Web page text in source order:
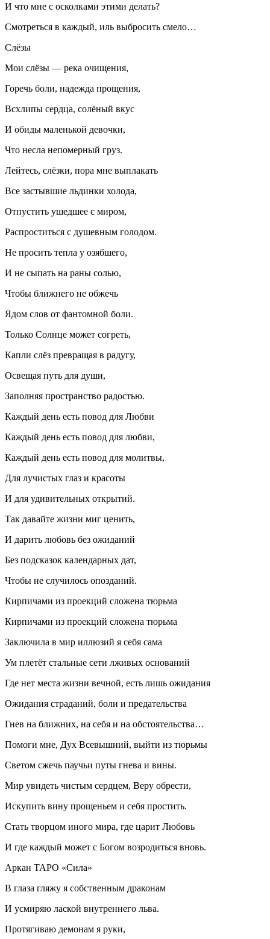
И что мне с осколками этими делать?
Смотреться в каждый, иль выбросить смело…
Слёзы
Мои слёзы — река очищения,
Горечь боли, надежда прощения,
Всхлипы сердца, солёный вкус
И обиды маленькой девочки,
Что несла непомерный груз.
Лейтесь, слёзки, пора мне выплакать
Все застывшие льдинки холода,
Отпустить ушедшее с миром,
Распроститься с душевным голодом.
Не просить тепла у озябшего,
И не сыпать на раны солью,
Чтобы ближнего не обжечь
Ядом слов от фантомной боли.
Только Солнце может согреть,
Капли слёз превращая в радугу,
Освещая путь для души,
Заполняя пространство радостью.
Каждый день есть повод для Любви
Каждый день есть повод для любви,
Каждый день есть повод для молитвы,
Для лучистых глаз и красоты
И для удивительных открытий.
Так давайте жизни миг ценить,
И дарить любовь без ожиданий
Без подсказок календарных дат,
Чтобы не случилось опозданий.
Кирпичами из проекций сложена тюрьма
Кирпичами из проекций сложена тюрьма
Заключила в мир иллюзий я себя сама
Ум плетёт стальные сети лживых оснований
Где нет места жизни вечной, есть лишь ожидания
Ожидания страданий, боли и предательства
Гнев на ближних, на себя и на обстоятельства…
Помоги мне, Дух Всевышний, выйти из тюрьмы
Светом сжечь паучьи путы гнева и вины.
Мир увидеть чистым сердцем, Веру обрести,
Искупить вину прощеньем и себя простить.
Стать творцом иного мира, где царит Любовь
И где каждый может с Богом возродиться вновь.
Аркан ТАРО «Сила»
В глаза гляжу я собственным драконам
И усмиряю лаской внутреннего льва.
Протягиваю демонам я руки,